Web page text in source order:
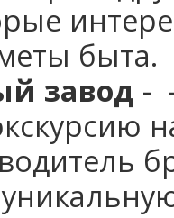
быта.
завод -